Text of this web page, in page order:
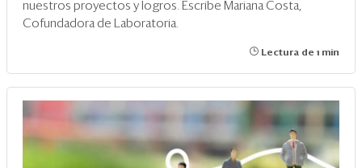
nuestros proyectos y logros. Escribe Mariana Costa,
Cofundadora de Laboratoria.
Lectura de 1 min